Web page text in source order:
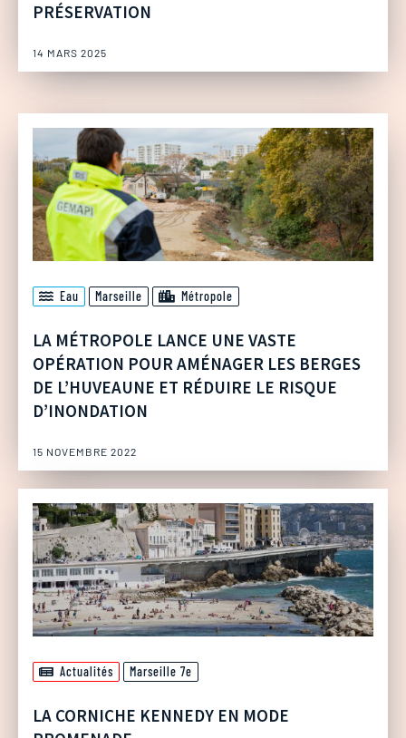
PRÉSERVATION
14 MARS 2025
Eau Marseille Métropole
LA MÉTROPOLE LANCE UNE VASTE
OPÉRATION POUR AMÉNAGER LES BERGES
DE L’HUVEAUNE ET RÉDUIRE LE RISQUE
D’INONDATION
15 NOVEMBRE 2022
Actualités Marseille 7e
LA CORNICHE KENNEDY EN MODE